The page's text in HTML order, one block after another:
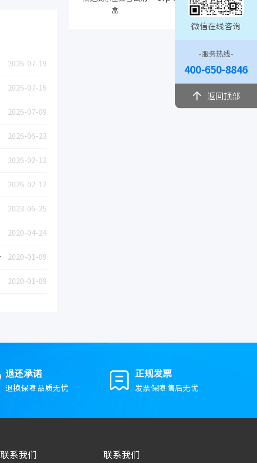
2026-07-19
2026-07-16
2026-07-09
2026-06-23
2026-02-12
2026-02-12
2023-06-25
2020-04-24
2020-01-09
OPD
2020-01-09
盒
退还承诺
退换保障 品质无忧
正规发票
发票保障 售后无忧
联系我们 联系我们
微信在线咨询
-服务热线-
400-650-8846
返回顶部